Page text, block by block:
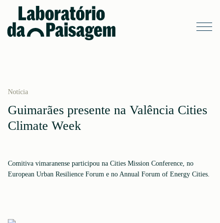
Notícia
Guimarães presente na Valência Cities
Climate Week
Comitiva vimaranense participou na Cities Mission Conference, no
European Urban Resilience Forum e no Annual Forum of Energy Cities.